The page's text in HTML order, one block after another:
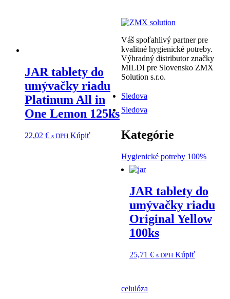
JAR tablety do
umývačky riadu
Platinum All in
One Lemon 125ks
22,02 € s DPH Kúpiť
JAR tablety do
umývačky riadu
Original Yellow
100ks
25,71 € s DPH Kúpiť
Váš spoľahlivý partner pre
kvalitné hygienické potreby.
Výhradný distributor značky
MILDI pre Slovensko ZMX
Solution s.r.o.
Sledova
Sledova
Kategórie
Hygienické potreby 100%
celulóza